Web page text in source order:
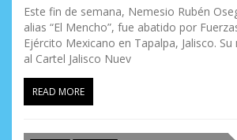
Este fin de semana, Nemesio Rubén
alias “El Mencho”, fue abatido por
Ejército Mexicano en Tapalpa, Jalisco.
al Cartel Jalisco Nuev
READ MORE